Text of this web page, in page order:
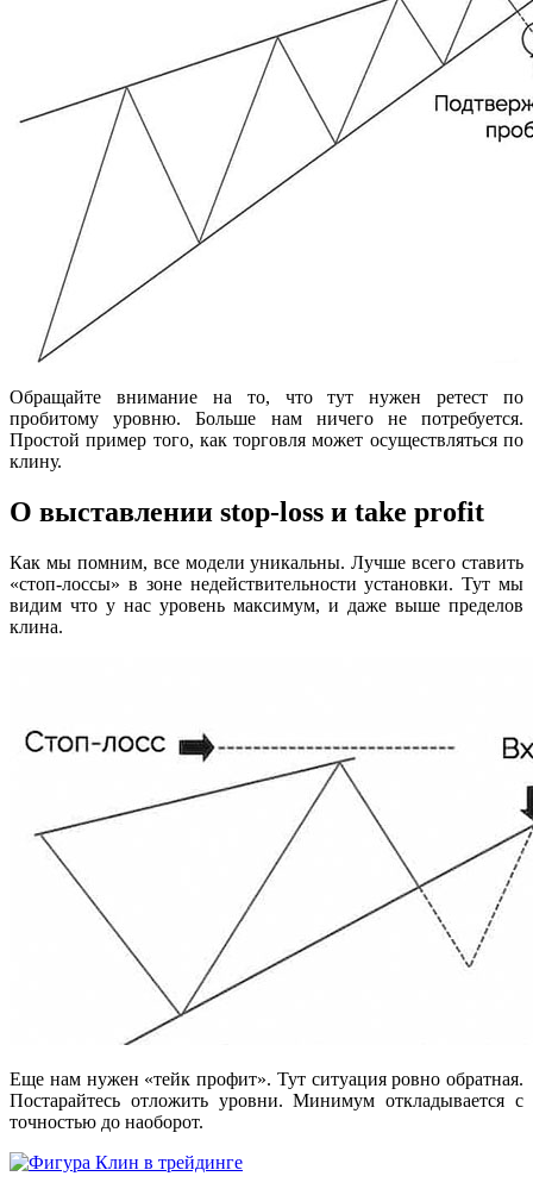
Обращайте внимание на то, что тут нужен ретест по
пробитому уровню. Больше нам ничего не потребуется.
Простой пример того, как торговля может осуществляться по
клину.
О выставлении stop-loss и take profit
Как мы помним, все модели уникальны. Лучше всего ставить
«стоп-лоссы» в зоне недействительности установки. Тут мы
видим что у нас уровень максимум, и даже выше пределов
клина.
Еще нам нужен «тейк профит». Тут ситуация ровно обратная.
Постарайтесь отложить уровни. Минимум откладывается с
точностью до наоборот.